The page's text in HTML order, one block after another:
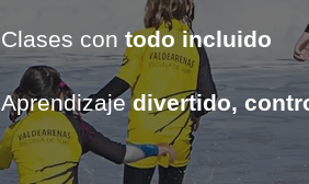
Clases con todo incluido
Aprendizajedivertido,